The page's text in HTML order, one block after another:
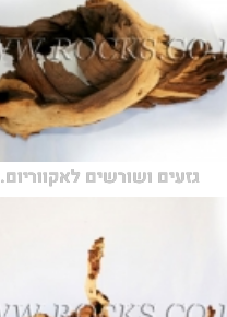
גזעים ושורשים לאקווריום.